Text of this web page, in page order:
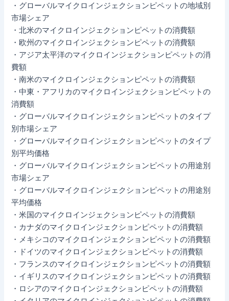
・グローバルマイクロインジェクションピペットの地域別
市場シェア
・北米のマイクロインジェクションピペットの消費額
・欧州のマイクロインジェクションピペットの消費額
・アジア太平洋のマイクロインジェクションピペットの消
費額
・南米のマイクロインジェクションピペットの消費額
・中東・アフリカのマイクロインジェクションピペットの
消費額
・グローバルマイクロインジェクションピペットのタイプ
別市場シェア
・グローバルマイクロインジェクションピペットのタイプ
別平均価格
・グローバルマイクロインジェクションピペットの用途別
市場シェア
・グローバルマイクロインジェクションピペットの用途別
平均価格
・米国のマイクロインジェクションピペットの消費額
・カナダのマイクロインジェクションピペットの消費額
・メキシコのマイクロインジェクションピペットの消費額
・ドイツのマイクロインジェクションピペットの消費額
・フランスのマイクロインジェクションピペットの消費額
・イギリスのマイクロインジェクションピペットの消費額
・ロシアのマイクロインジェクションピペットの消費額